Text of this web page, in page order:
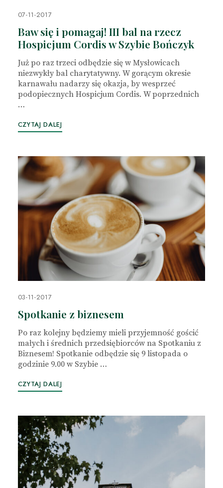
07-11-2017
Baw się i pomagaj! III bal na rzecz
Hospicjum Cordis w Szybie Bończyk
Już po raz trzeci odbędzie się w Mysłowicach
niezwykły bal charytatywny. W gorącym okresie
karnawału nadarzy się okazja, by wesprzeć
podopiecznych Hospicjum Cordis. W poprzednich
…
CZYTAJ DALEJ
03-11-2017
Spotkanie z biznesem
Po raz kolejny będziemy mieli przyjemność gościć
małych i średnich przedsiębiorców na Spotkaniu z
Biznesem! Spotkanie odbędzie się 9 listopada o
godzinie 9.00 w Szybie …
CZYTAJ DALEJ